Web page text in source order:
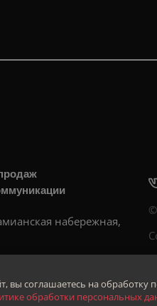
набережная,
вы соглашаетесь на
обработки персональных